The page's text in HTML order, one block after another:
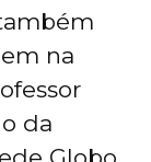
na
da